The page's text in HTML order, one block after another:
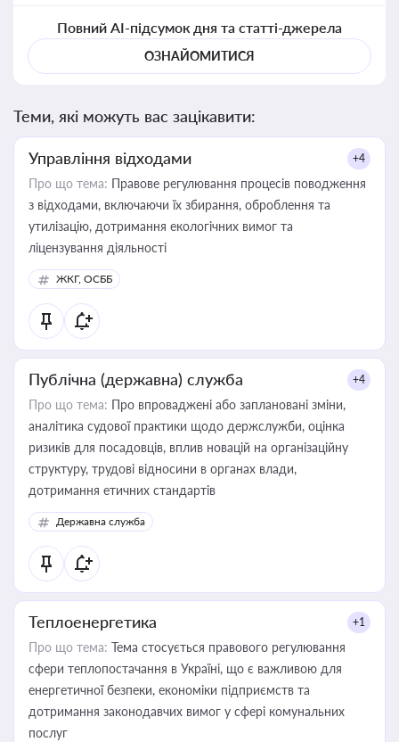
Повний AI-підсумок дня та статті-джерела
ОЗНАЙОМИТИСЯ
Теми, які можуть вас зацікавити:
Управління відходами +4
Про що тема: Правове регулювання процесів поводження
з відходами, включаючи їх збирання, оброблення та
утилізацію, дотримання екологічних вимог та
ліцензування діяльності
ЖКГ, ОСББ
Публічна (державна) служба +4
Про що тема: Про впроваджені або заплановані зміни,
аналітика судової практики щодо держслужби, оцінка
ризиків для посадовців, вплив новацій на організаційну
структуру, трудові відносини в органах влади,
дотримання етичних стандартів
Державна служба
Теплоенергетика +1
Про що тема: Тема стосується правового регулювання
сфери теплопостачання в Україні, що є важливою для
енергетичної безпеки, економіки підприємств та
дотримання законодавчих вимог у сфері комунальних
послуг